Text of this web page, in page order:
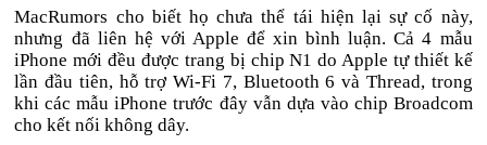
MacRumors cho biết họ chưa thể tái hiện lại sự cố này,
nhưng đã liên hệ với Apple để xin bình luận. Cả 4 mẫu
iPhone mới đều được trang bị chip N1 do Apple tự thiết kế
lần đầu tiên, hỗ trợ Wi-Fi 7, Bluetooth 6 và Thread, trong
khi các mẫu iPhone trước đây vẫn dựa vào chip Broadcom
cho kết nối không dây.